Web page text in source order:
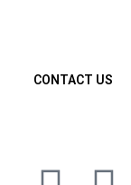
CONTACT US